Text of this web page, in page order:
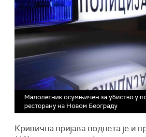
Малолетник осумњичен за убиство у
ресторану на Новом Београду
Кривична пријава поднета је и